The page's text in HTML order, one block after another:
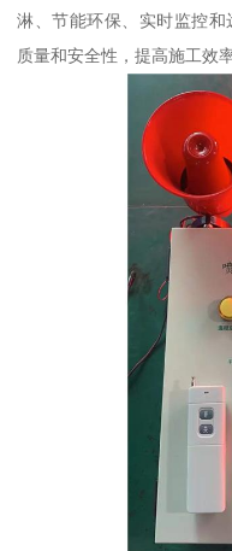
淋、节能环保、实时监控
质量和安全性，提高施工效